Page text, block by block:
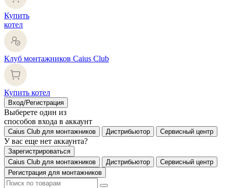
Купить
котел
Клуб монтажников Caius Club
Купить котел
Вход/Регистрация
Выберете один из
способов входа в аккаунт
Caius Club для монтажников Дистрибьютор Сервисный центр
У вас еще нет аккаунта?
Зарегистрироваться
Caius Club для монтажников
Дистрибьютор
Сервисный центр
Регистрация для монтажников